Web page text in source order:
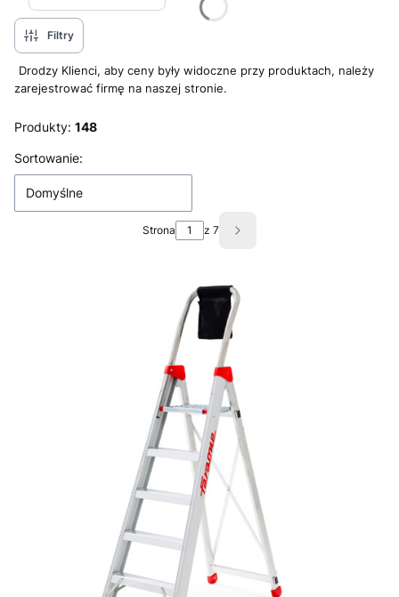
Filtry
Drodzy Klienci, aby ceny były widoczne przy produktach, należy
zarejestrować firmę na naszej stronie.
Produkty: 148
Lista produktów
Sortowanie:
Domyślne
Strona z 7 Następne produkty